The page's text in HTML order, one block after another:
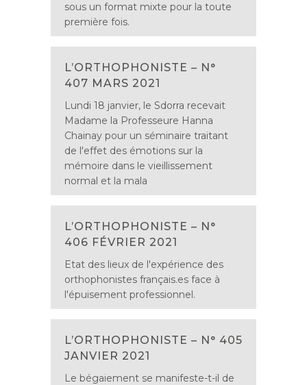
sous un format mixte pour la toute
première fois.
L’ORTHOPHONISTE – N°
407 MARS 2021
Lundi 18 janvier, le Sdorra recevait
Madame la Professeure Hanna
Chainay pour un séminaire traitant
de l'effet des émotions sur la
mémoire dans le vieillissement
normal et la mala
L’ORTHOPHONISTE – N°
406 FÉVRIER 2021
Etat des lieux de l'expérience des
orthophonistes français.es face à
l'épuisement professionnel.
L’ORTHOPHONISTE – N° 405
JANVIER 2021
Le bégaiement se manifeste-t-il de